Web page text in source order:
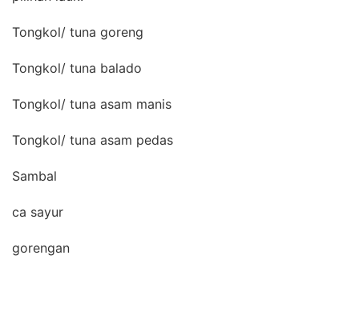
Tongkol/ tuna goreng
Tongkol/ tuna balado
Tongkol/ tuna asam manis
Tongkol/ tuna asam pedas
Sambal
ca sayur
gorengan